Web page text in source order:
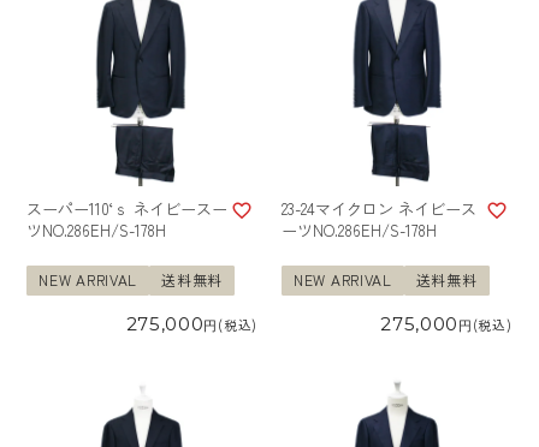
スーパー110‘ｓ ネイビースー
ツNO.286EH/S-178H
NEW ARRIVAL 送料無料
275,000 税込
23-24マイクロン ネイビース
ーツNO.286EH/S-178H
NEW ARRIVAL 送料無料
275,000 税込